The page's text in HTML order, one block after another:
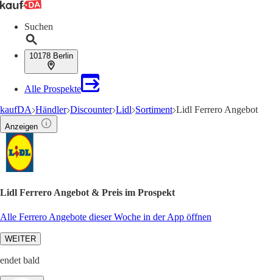
Suchen
10178 Berlin
Alle Prospekte
kaufDA Händler Discounter Lidl Sortiment Lidl Ferrero Angebot
Anzeigen
Lidl Ferrero Angebot & Preis im Prospekt
Alle Ferrero Angebote dieser Woche in der App öffnen
WEITER
endet bald